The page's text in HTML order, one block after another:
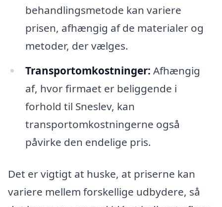
behandlingsmetode kan variere
prisen, afhængig af de materialer og
metoder, der vælges.
Transportomkostninger: Afhængig
af, hvor firmaet er beliggende i
forhold til Sneslev, kan
transportomkostningerne også
påvirke den endelige pris.
Det er vigtigt at huske, at priserne kan
variere mellem forskellige udbydere, så